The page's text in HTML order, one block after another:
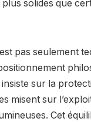
solides que
pas seulement
insiste sur la
misent sur
Cet